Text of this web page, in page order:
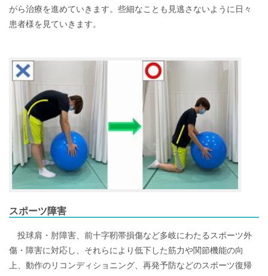
がら治療を進めていきます。些細なことも見逃さないように日々
患者様を見ていきます。
スポーツ障害
投球肩・肘障害、前十字靭帯損傷など多岐にわたるスポーツ外
傷・障害に対応し、それらにより低下した筋力や関節機能の向
上、動作のリコンディショニング、再発予防などのスポーツ復帰